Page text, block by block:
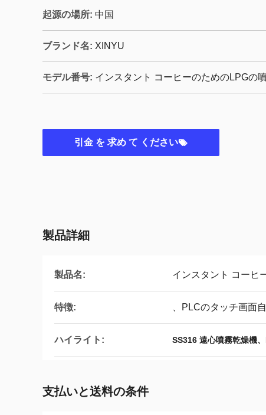
起源の場所: 中国
ブランド名: XINYU
モデル番号: インスタント コーヒーのためのLPGの
引金 を 求め て ください
製品詳細
製品名: インスタント コーヒ
特徴: 、PLCのタッチ画面
ハイライト: SS316 遠心噴霧乾燥機
支払いと送料の条件